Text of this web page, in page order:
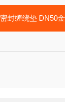
绕垫 DN50金属四氟垫片